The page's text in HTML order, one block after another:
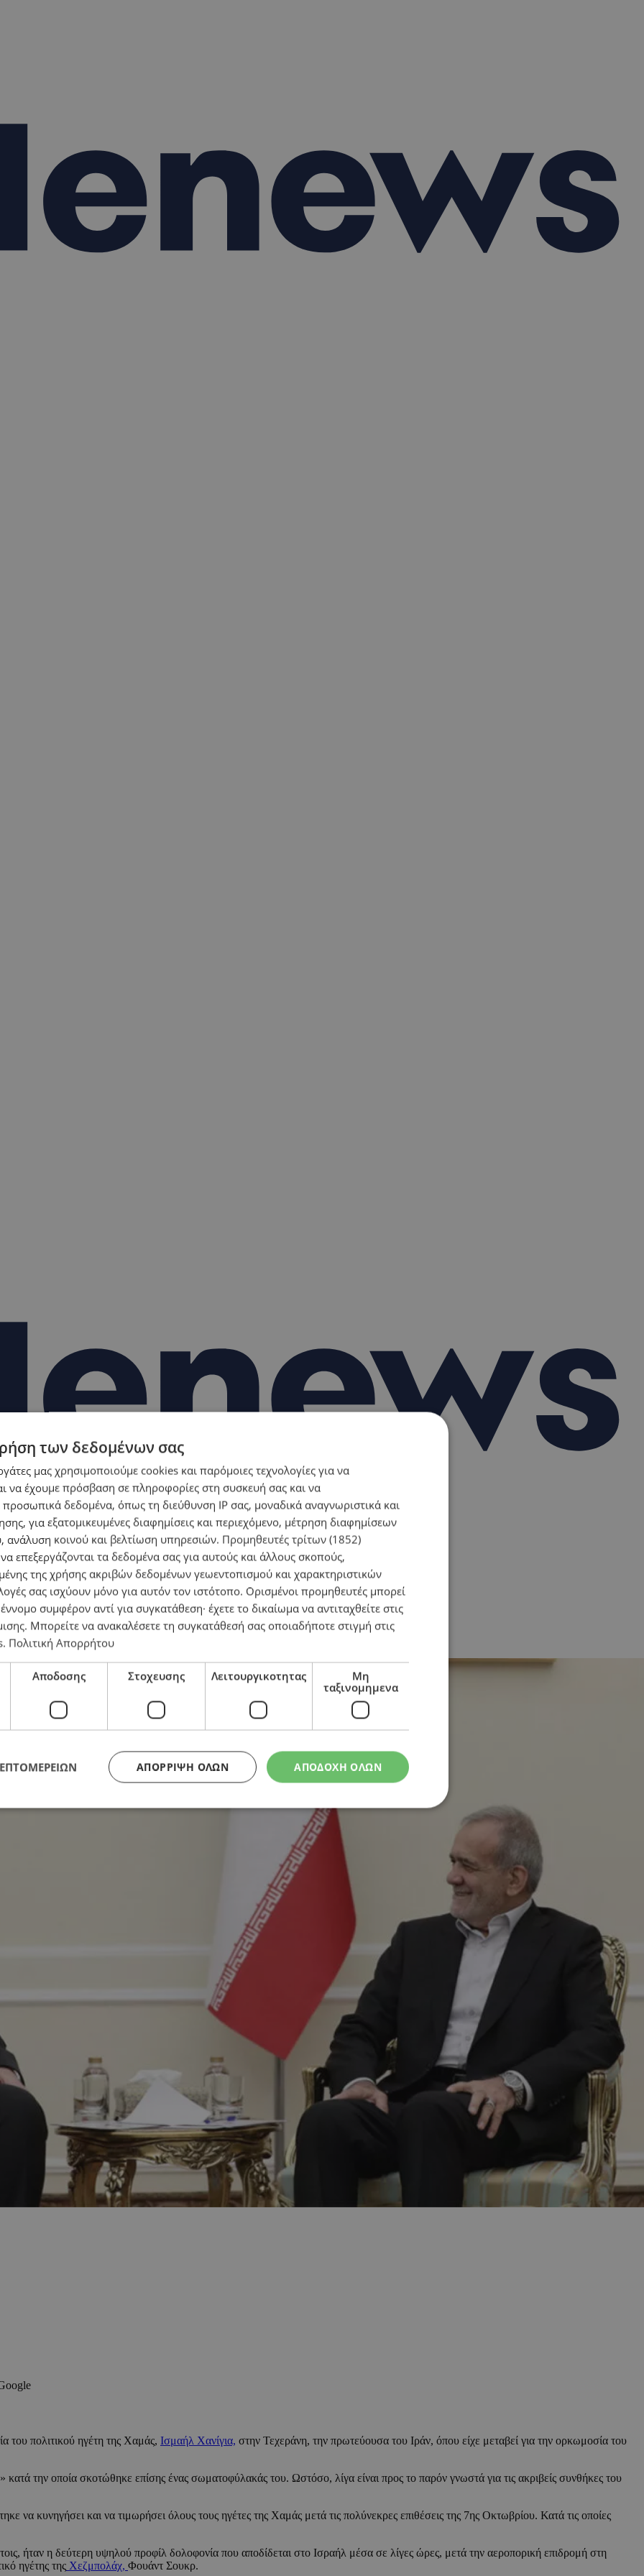
για το χτύπημα στην Τεχεράνη
του πολιτικού ηγέτη της Χαμάς, Ισμαήλ Χανίγια, στην Τεχεράνη, την πρωτεύουσα του Ιράν, όπου είχε μεταβεί για την ορκωμοσία του
την οποία σκοτώθηκε επίσης ένας σωματοφύλακάς του. Ωστόσο, λίγα είναι προς το παρόν γνωστά για τις ακριβείς συνθήκες του
να κυνηγήσει και να τιμωρήσει όλους τους ηγέτες της Χαμάς μετά τις πολύνεκρες επιθέσεις της 7ης Οκτωβρίου. Κατά τις οποίες
ήταν η δεύτερη υψηλού προφίλ δολοφονία που αποδίδεται στο Ισραήλ μέσα σε λίγες ώρες, μετά την αεροπορική επιδρομή στη
ηγέτης της Χεζμπολάχ, Φουάντ Σουκρ.
των δεδομένων σας
μας χρησιμοποιούμε cookies και παρόμοιες τεχνολογίες για να
να έχουμε πρόσβαση σε πληροφορίες στη συσκευή σας και να
προσωπικά δεδομένα, όπως τη διεύθυνση IP σας, μοναδικά αναγνωριστικά και
για εξατομικευμένες διαφημίσεις και περιεχόμενο, μέτρηση διαφημίσεων
ανάλυση κοινού και βελτίωση υπηρεσιών. Προμηθευτές τρίτων (1852)
να επεξεργάζονται τα δεδομένα σας για αυτούς και άλλους σκοπούς,
της χρήσης ακριβών δεδομένων γεωεντοπισμού και χαρακτηριστικών
σας ισχύουν μόνο για αυτόν τον ιστότοπο. Ορισμένοι προμηθευτές μπορεί
συμφέρον αντί για συγκατάθεση· έχετε το δικαίωμα να αντιταχθείτε στις
. Μπορείτε να ανακαλέσετε τη συγκατάθεσή σας οποιαδήποτε στιγμή στις
. Πολιτική Απορρήτου
Αποδοσης Στοχευσης Λειτουργικοτητας
Μη
ταξινομημενα
ΑΠΟΔΟΧΗ ΟΛΩΝ
ΑΠΌΡΡΙΨΗ ΌΛΩΝ